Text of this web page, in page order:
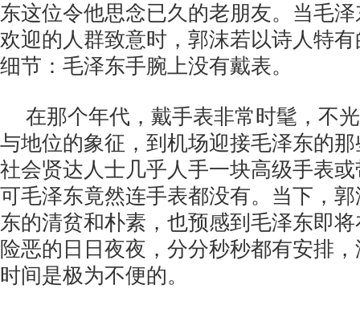
东这位令他思念已久的老朋友。当毛
欢迎的人群致意时，郭沫若以诗人特
细节：毛泽东手腕上没有戴表。
在那个年代，戴手表非常时髦，不
与地位的象征，到机场迎接毛泽东的
社会贤达人士几乎人手一块高级手表
可毛泽东竟然连手表都没有。当下，
东的清贫和朴素，也预感到毛泽东即
险恶的日日夜夜，分分秒秒都有安排
时间是极为不便的。